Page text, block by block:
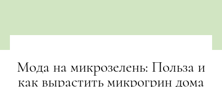
Мода на микрозелень: Польза и
как вырастить микрогрин дома